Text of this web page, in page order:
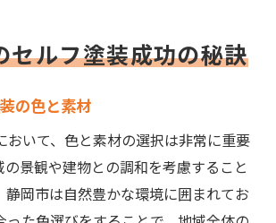
フ塗装の失敗を防ぐポイント
に始める静岡市の塗装
での塗装開始のステップ
心者に優しい簡単塗装法
フ塗装に役立つオンライン情報
での塗装を手軽に始める方法
セルフ塗装成功の秘訣
の色と素材
おいて、色と素材の選択は非常に重要
の景観や建物との調和を考慮すること
静岡市は自然豊かな環境に囲まれてお